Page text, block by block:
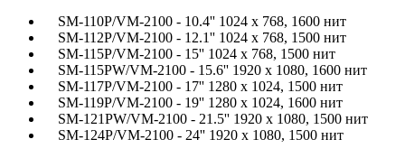
SM-110P/VM-2100 - 10.4'' 1024 x 768, 1600 нит
SM-112P/VM-2100 - 12.1'' 1024 x 768, 1500 нит
SM-115P/VM-2100 - 15'' 1024 x 768, 1500 нит
SM-115PW/VM-2100 - 15.6'' 1920 x 1080, 1600 нит
SM-117P/VM-2100 - 17'' 1280 x 1024, 1500 нит
SM-119P/VM-2100 - 19'' 1280 x 1024, 1600 нит
SM-121PW/VM-2100 - 21.5'' 1920 x 1080, 1500 нит
SM-124P/VM-2100 - 24'' 1920 x 1080, 1500 нит